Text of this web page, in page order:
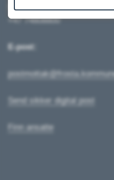
Sentralbord:
+47 74808800
E-post:
Send sikker digital post
Finn ansatte